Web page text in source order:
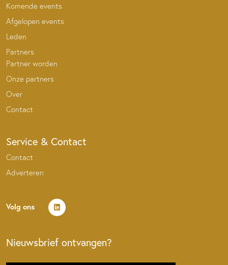
Komende events
Afgelopen events
Leden
Partners
Partner worden
Onze partners
Over
Contact
Service & Contact
Contact
Adverteren
Volg ons
Nieuwsbrief ontvangen?